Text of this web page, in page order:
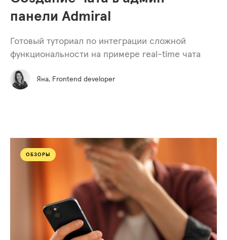
панели Admiral
Готовый туториал по интеграции сложной
функциональности на примере real-time чата
Яна, Frontend developer
ОБЗОРЫ